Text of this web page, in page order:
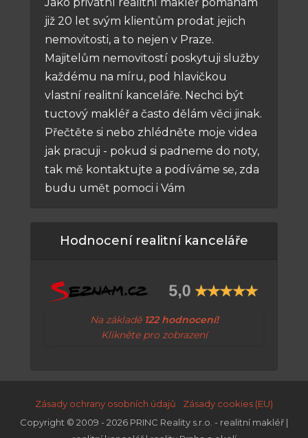
Jako privátní realitní makléř pomáhám
již 20 let svým klientům prodat jejich
nemovitosti, a to nejen v Praze.
Majitelům nemovitostí poskytuji služby
každému na míru, pod hlavičkou
vlastní realitní kanceláře. Nechci být
tuctový makléř a často dělám věci jinak.
Přečtěte si nebo zhlédněte moje videa
jak pracuji - pokud si padneme do noty,
tak mě kontaktujte a podíváme se, zda
budu umět pomoci i Vám
Hodnocení realitní kanceláře
Na základě 122 hodnocení!
Klikněte pro zobrazení
Zásady ochrany osobních údajů
Zásady cookies (EU)
Copyright © 2009 - 2026 PRINC Reality s.r.o. - realitní makléř |